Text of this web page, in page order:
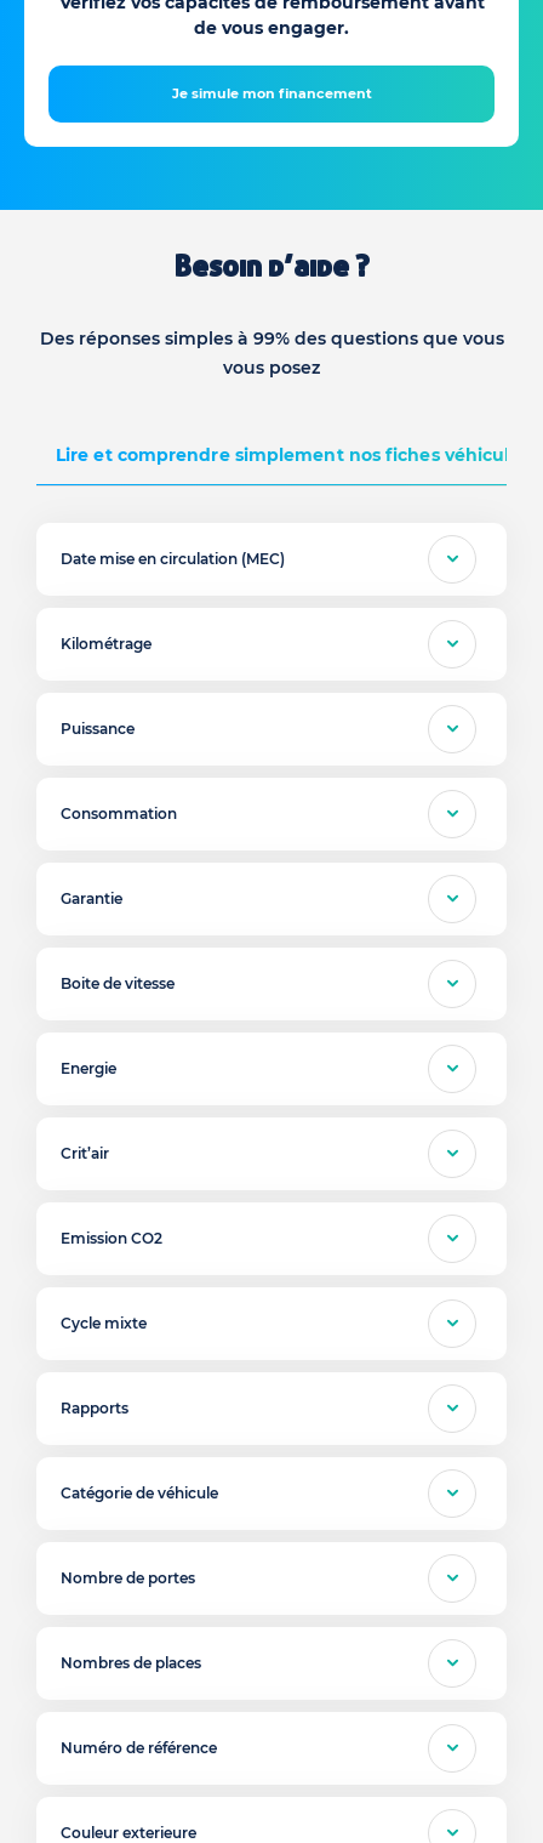
de vous engager.
Je simule mon financement
Besoin d’aide ?
Des réponses simples à 99% des questions que vous
vous posez
Lire et comprendre simplement nos fiches véhicules
Date mise en circulation (MEC)
Kilométrage
Puissance
Consommation
Garantie
Boite de vitesse
Energie
Crit’air
Emission CO2
Cycle mixte
Rapports
Catégorie de véhicule
Nombre de portes
Nombres de places
Numéro de référence
Couleur exterieure